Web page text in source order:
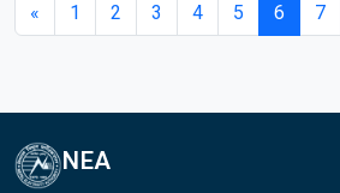
« 1 2 3 4 5 6 7
NEA